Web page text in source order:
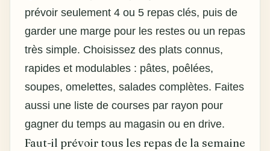
prévoir seulement 4 ou 5 repas clés, puis de
garder une marge pour les restes ou un repas
très simple. Choisissez des plats connus,
rapides et modulables : pâtes, poêlées,
soupes, omelettes, salades complètes. Faites
aussi une liste de courses par rayon pour
gagner du temps au magasin ou en drive.
Faut-il prévoir tous les repas de la semaine